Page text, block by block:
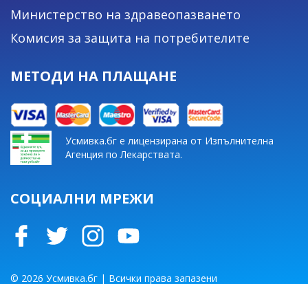
© 2026 Усмивка.бг | Всички права запазени
Министерство на здравеопазването
Комисия за защита на потребителите
МЕТОДИ НА ПЛАЩАНЕ
Усмивка.бг е лицензирана от Изпълнителна
Агенция по Лекарствата.
СОЦИАЛНИ МРЕЖИ